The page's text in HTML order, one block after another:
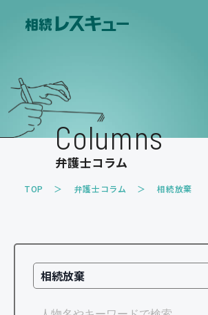
解決事例
相続放棄 相続税・
家族信託・遺言書作成 その他
Columns
弁護士コラム
TOP 弁護士コラム 相続放棄